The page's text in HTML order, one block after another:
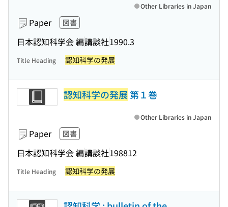
Paper 図書
日本認知科学会 編講談社1990.3
Other Libraries in Japan
Title Heading 認知科学の発展
認知科学の発展第１巻
Paper 図書
日本認知科学会 編講談社198812
Other Libraries in Japan
Title Heading 認知科学の発展